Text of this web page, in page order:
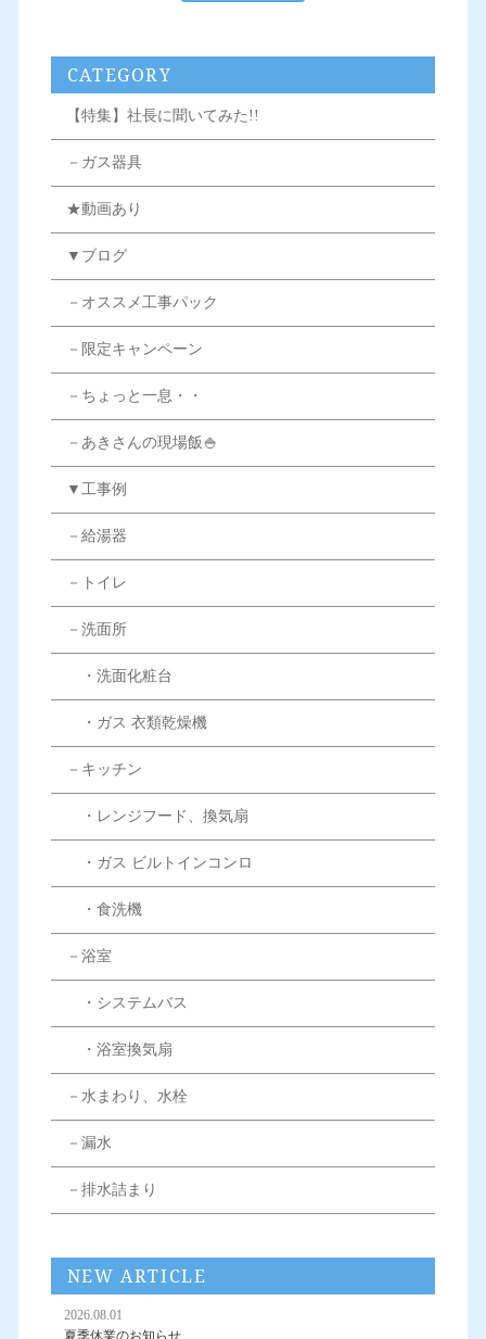
CATEGORY
【特集】社長に聞いてみた!!
－ガス器具
★動画あり
▼ブログ
－オススメ工事パック
－限定キャンペーン
－ちょっと一息・・
－あきさんの現場飯🍚
▼工事例
－給湯器
－トイレ
－洗面所
・洗面化粧台
・ガス 衣類乾燥機
－キッチン
・レンジフード、換気扇
・ガス ビルトインコンロ
・食洗機
－浴室
・システムバス
・浴室換気扇
－水まわり、水栓
－漏水
－排水詰まり
NEW ARTICLE
2026.08.01
夏季休業のお知らせ